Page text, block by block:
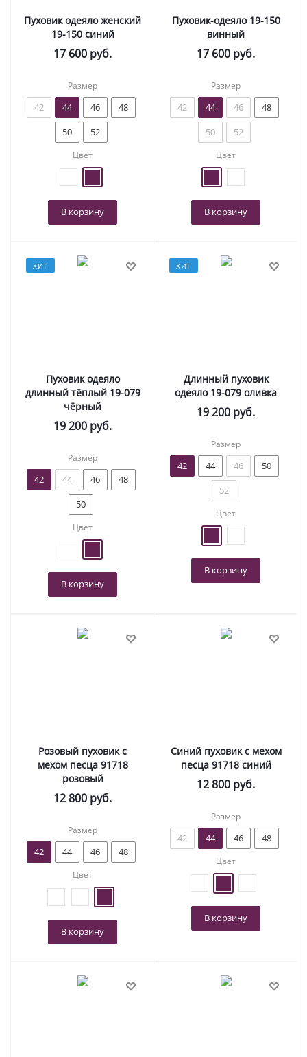
Пуховик одеяло женский
19-150 синий
17 600 руб.
Размер
42 44 46
48
50
52
Цвет
В корзину
Пуховик-одеяло 19-150
винный
17 600 руб.
Размер
42 44 46
48
50
52
Цвет
В корзину
ХИТ
Пуховик одеяло
длинный тёплый 19-079
чёрный
19 200 руб.
Размер
42 44 46
48
50
Цвет
В корзину
ХИТ
Длинный пуховик
одеяло 19-079 оливка
19 200 руб.
Размер
42 44 46
50
52
Цвет
В корзину
Розовый пуховик с
мехом песца 91718
розовый
12 800 руб.
Размер
42 44 46 48
Цвет
В корзину
Синий пуховик с мехом
песца 91718 синий
12 800 руб.
Размер
42 44 46 48
Цвет
В корзину